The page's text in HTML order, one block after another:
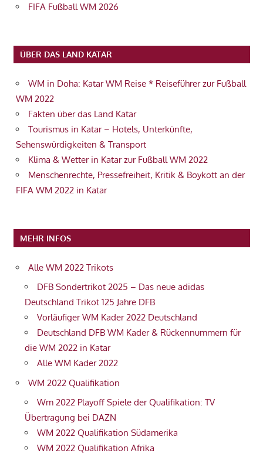
FIFA Fußball WM 2026
ÜBER DAS LAND KATAR
WM in Doha: Katar WM Reise * Reiseführer zur Fußball
WM 2022
Fakten über das Land Katar
Tourismus in Katar – Hotels, Unterkünfte,
Sehenswürdigkeiten & Transport
Klima & Wetter in Katar zur Fußball WM 2022
Menschenrechte, Pressefreiheit, Kritik & Boykott an der
FIFA WM 2022 in Katar
MEHR INFOS
Alle WM 2022 Trikots
DFB Sondertrikot 2025 – Das neue adidas
Deutschland Trikot 125 Jahre DFB
Vorläufiger WM Kader 2022 Deutschland
Deutschland DFB WM Kader & Rückennummern für
die WM 2022 in Katar
Alle WM Kader 2022
WM 2022 Qualifikation
Wm 2022 Playoff Spiele der Qualifikation: TV
Übertragung bei DAZN
WM 2022 Qualifikation Südamerika
WM 2022 Qualifikation Afrika